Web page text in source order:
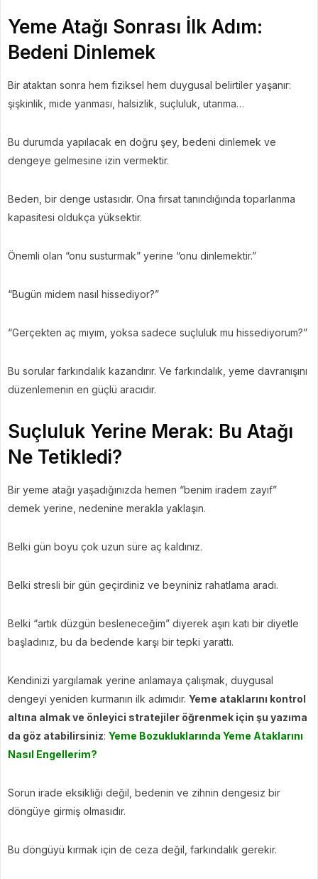
Yeme Atağı Sonrası İlk Adım:
Bedeni Dinlemek
Bir ataktan sonra hem fiziksel hem duygusal belirtiler yaşanır:
şişkinlik, mide yanması, halsizlik, suçluluk, utanma…
Bu durumda yapılacak en doğru şey, bedeni dinlemek ve
dengeye gelmesine izin vermektir.
Beden, bir denge ustasıdır. Ona fırsat tanındığında toparlanma
kapasitesi oldukça yüksektir.
Önemli olan “onu susturmak” yerine “onu dinlemektir.”
“Bugün midem nasıl hissediyor?”
“Gerçekten aç mıyım, yoksa sadece suçluluk mu hissediyorum?”
Bu sorular farkındalık kazandırır. Ve farkındalık, yeme davranışını
düzenlemenin en güçlü aracıdır.
Suçluluk Yerine Merak: Bu Atağı
Ne Tetikledi?
Bir yeme atağı yaşadığınızda hemen “benim iradem zayıf”
demek yerine, nedenine merakla yaklaşın.
Belki gün boyu çok uzun süre aç kaldınız.
Belki stresli bir gün geçirdiniz ve beyniniz rahatlama aradı.
Belki “artık düzgün besleneceğim” diyerek aşırı katı bir diyetle
başladınız, bu da bedende karşı bir tepki yarattı.
Kendinizi yargılamak yerine anlamaya çalışmak, duygusal
dengeyi yeniden kurmanın ilk adımıdır. Yeme ataklarını kontrol
altına almak ve önleyici stratejiler öğrenmek için şu yazıma
da göz atabilirsiniz: Yeme Bozukluklarında Yeme Ataklarını
Nasıl Engellerim?
Sorun irade eksikliği değil, bedenin ve zihnin dengesiz bir
döngüye girmiş olmasıdır.
Bu döngüyü kırmak için de ceza değil, farkındalık gerekir.